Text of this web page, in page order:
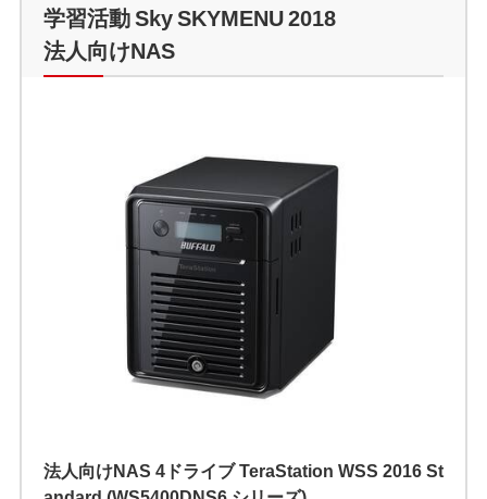
学習活動 Sky SKYMENU 2018
法人向けNAS
法人向けNAS 4ドライブ TeraStation WSS 2016 St